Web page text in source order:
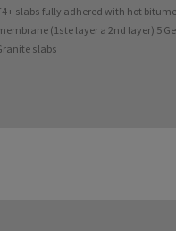
T4+ slabs fully adhered with hot
(1ste layer a 2nd layer) 5
slabs